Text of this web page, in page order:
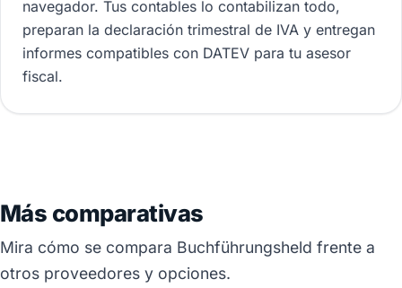
navegador. Tus contables lo contabilizan todo,
preparan la declaración trimestral de IVA y entregan
informes compatibles con DATEV para tu asesor
fiscal.
Más comparativas
Mira cómo se compara Buchführungsheld frente a
otros proveedores y opciones.